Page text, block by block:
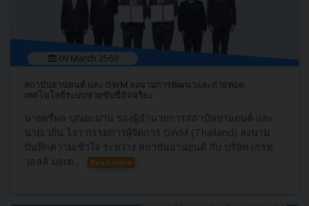
09 March 2569
สถาบันยานยนต์ และ GWM ลงนามการพัฒนาและถ่ายทอด
เทคโนโลยีระบบช่วยขับขี่อัจฉริยะ
นายตรีพล บุณยะมาน รองผู้อำนวยการสถา​บันยานยนต์​ และ
นายเวย์น โจว กรรมการผู้จัดการ GWM (Thailand) ลงนาม
บันทึกความเข้าใจ ​ระหว่าง ​สถาบันยานยนต์ ​กับ บริษัท เกรท
วอลล์ มอเต...
Read more